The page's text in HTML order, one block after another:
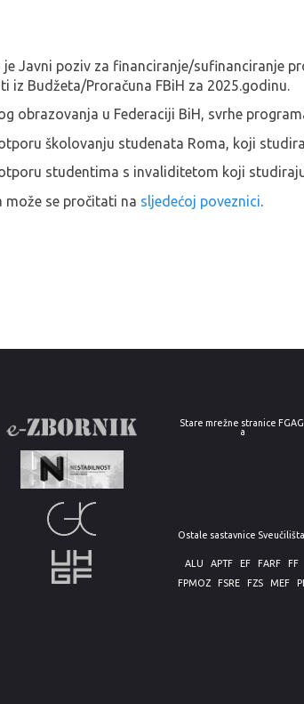
Javni poziv za financiranje/sufinanciranje
Budžeta/Proračuna FBiH za 2025.godinu.
obrazovanja u Federaciji BiH, svrhe
školovanju studenata Roma, koji
studentima s invaliditetom koji
može se pročitati na sljedećoj poveznici
Stare mrežne stranice
a
Ostale sastavnice
ALU APTF EF FARF
FF
FPMOZ
FSRE FZS MEF